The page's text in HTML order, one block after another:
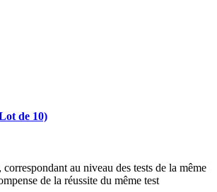
de 10)
correspondant au niveau des tests de la même
de la réussite du même test